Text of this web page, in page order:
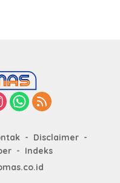
Disclaimer
Indeks